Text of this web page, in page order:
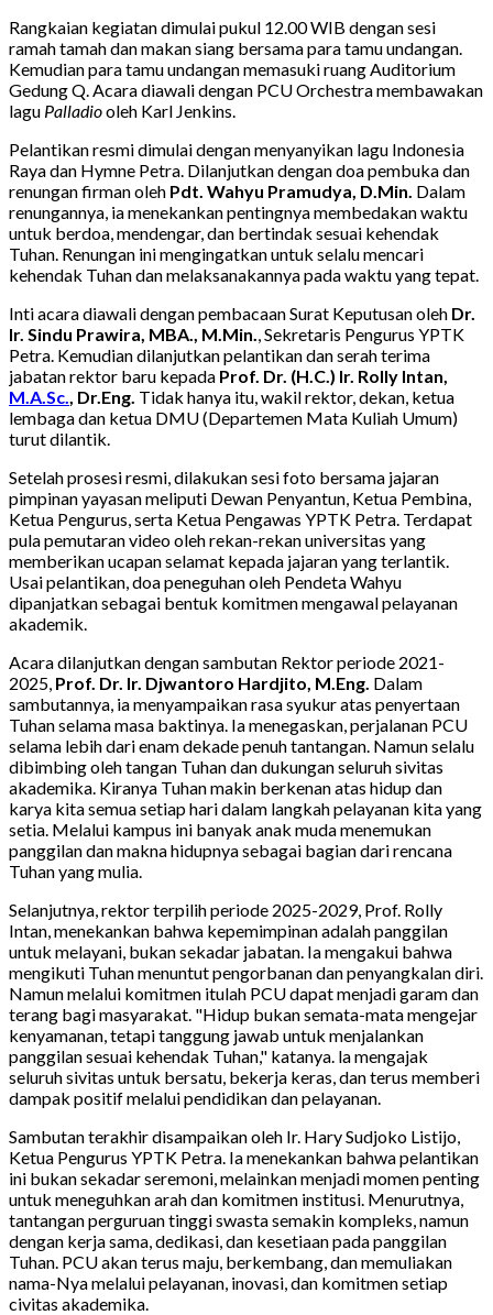
Rangkaian kegiatan dimulai pukul 12.00 WIB dengan sesi
ramah tamah dan makan siang bersama para tamu undangan.
Kemudian para tamu undangan memasuki ruang Auditorium
Gedung Q. Acara diawali dengan PCU Orchestra membawakan
lagu Palladiooleh Karl Jenkins.
Pelantikan resmi dimulai dengan menyanyikan lagu Indonesia
Raya dan Hymne Petra. Dilanjutkan dengan doa pembuka dan
renungan firman oleh Pdt. Wahyu Pramudya, D.Min. Dalam
renungannya, ia menekankan pentingnya membedakan waktu
untuk berdoa, mendengar, dan bertindak sesuai kehendak
Tuhan. Renungan ini mengingatkan untuk selalu mencari
kehendak Tuhan dan melaksanakannya pada waktu yang tepat.
Inti acara diawali dengan pembacaan Surat Keputusan oleh Dr.
Ir. Sindu Prawira, MBA., M.Min., Sekretaris Pengurus YPTK
Petra. Kemudian dilanjutkan pelantikan dan serah terima
jabatan rektor baru kepada Prof. Dr. (H.C.) Ir. Rolly Intan,
M.A.Sc., Dr.Eng. Tidak hanya itu, wakil rektor, dekan, ketua
lembaga dan ketua DMU (Departemen Mata Kuliah Umum)
turut dilantik.
Setelah prosesi resmi, dilakukan sesi foto bersama jajaran
pimpinan yayasan meliputi Dewan Penyantun, Ketua Pembina,
Ketua Pengurus, serta Ketua Pengawas YPTK Petra. Terdapat
pula pemutaran video oleh rekan-rekan universitas yang
memberikan ucapan selamat kepada jajaran yang terlantik.
Usai pelantikan, doa peneguhan oleh Pendeta Wahyu
dipanjatkan sebagai bentuk komitmen mengawal pelayanan
akademik.
Acara dilanjutkan dengan sambutan Rektor periode 2021-
2025, Prof. Dr. Ir. Djwantoro Hardjito, M.Eng. Dalam
sambutannya, ia menyampaikan rasa syukur atas penyertaan
Tuhan selama masa baktinya. Ia menegaskan, perjalanan PCU
selama lebih dari enam dekade penuh tantangan. Namun selalu
dibimbing oleh tangan Tuhan dan dukungan seluruh sivitas
akademika. Kiranya Tuhan makin berkenan atas hidup dan
karya kita semua setiap hari dalam langkah pelayanan kita yang
setia. Melalui kampus ini banyak anak muda menemukan
panggilan dan makna hidupnya sebagai bagian dari rencana
Tuhan yang mulia.
Selanjutnya, rektor terpilih periode 2025-2029, Prof. Rolly
Intan, menekankan bahwa kepemimpinan adalah panggilan
untuk melayani, bukan sekadar jabatan. Ia mengakui bahwa
mengikuti Tuhan menuntut pengorbanan dan penyangkalan diri.
Namun melalui komitmen itulah PCU dapat menjadi garam dan
terang bagi masyarakat. "Hidup bukan semata-mata mengejar
kenyamanan, tetapi tanggung jawab untuk menjalankan
panggilan sesuai kehendak Tuhan," katanya. la mengajak
seluruh sivitas untuk bersatu, bekerja keras, dan terus memberi
dampak positif melalui pendidikan dan pelayanan.
Sambutan terakhir disampaikan oleh Ir. Hary Sudjoko Listijo,
Ketua Pengurus YPTK Petra. Ia menekankan bahwa pelantikan
ini bukan sekadar seremoni, melainkan menjadi momen penting
untuk meneguhkan arah dan komitmen institusi. Menurutnya,
tantangan perguruan tinggi swasta semakin kompleks, namun
dengan kerja sama, dedikasi, dan kesetiaan pada panggilan
Tuhan. PCU akan terus maju, berkembang, dan memuliakan
nama-Nya melalui pelayanan, inovasi, dan komitmen setiap
civitas akademika.